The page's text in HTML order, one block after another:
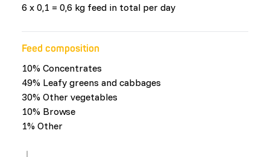
6 x 0,1 = 0,6 kg feed in total per day
Feed composition
10% Concentrates
49% Leafy greens and cabbages
30% Other vegetables
10% Browse
1% Other